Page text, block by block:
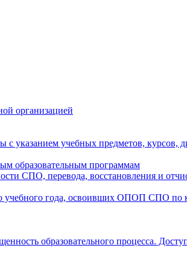
организацией
с указанием учебных предметов,
образовательным программам
СПО, перевода, восстановления и
учебного года, освоивших ОПОП СПО по
образовательного процесса.